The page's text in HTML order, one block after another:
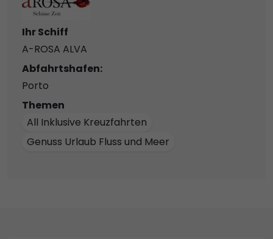
Ihr Schiff
A-ROSA ALVA
Abfahrtshafen:
Porto
Themen
All Inklusive Kreuzfahrten
Genuss Urlaub Fluss und Meer